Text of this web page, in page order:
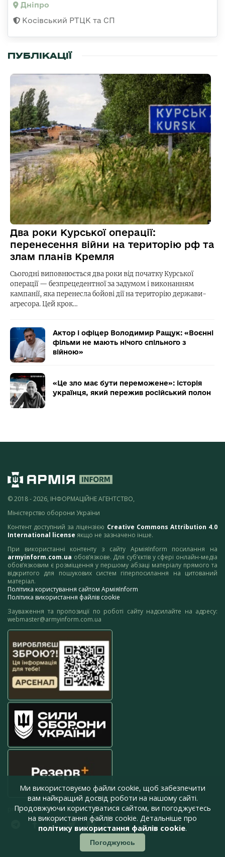
Дніпро
Косівський РТЦК та СП
ПУБЛІКАЦІЇ
Два роки Курської операції:
перенесення війни на територію рф та
злам планів Кремля
Сьогодні виповнюється два роки від початку Курської
операції — безпрецедентної за задумом і виконанням
кампанії, яка перенесла бойові дії на територію держави-
агресора. Цей крок…
Актор і офіцер Володимир Ращук: «Воєнні
фільми не мають нічого спільного з
війною»
«Це зло має бути переможене»: історія
українця, який пережив російський полон
© 2018 - 2026, ІНФОРМАЦІЙНЕ АГЕНТСТВО,
Міністерство оборони України
Контент доступний за ліцензією Creative Commons Attribution 4.0
International license якщо не зазначено інше.
При використанні контенту з сайту АрміяInform посилання на
armyinform.com.ua обов’язкове. Для суб’єктів у сфері онлайн-медіа
обов’язковим є розміщення у першому абзаці матеріалу прямого та
відкритого для пошукових систем гіперпосилання на цитований
матеріал.
Політика користування сайтом АрміяInform
Політика використання файлів cookie
Зауваження та пропозиції по роботі сайту надсилайте на адресу:
webmaster@armyinform.com.ua
press@armyinform.com.ua
Ми використовуємо файли cookie, щоб забезпечити
вам найкращий досвід роботи на нашому сайті.
Продовжуючи користуватися сайтом, ви погоджуєтесь
на використання файлів cookie. Детальніше про
політику використання файлів cookie.
Погоджуюсь